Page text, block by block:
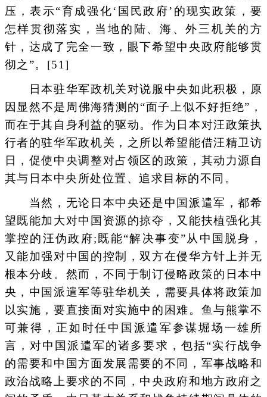
压，表示“育成强化‘国民政府’的现实政策，要
怎样贯彻落实，当地的陆、海、外三机关的方
针，达成了完全一致，眼下希望中央政府能够贯
彻之”。[51]
日本驻华军政机关对说服中央如此积极，原
因显然不是周佛海猜测的“面子上似不好拒绝”，
而在于其自身利益的驱动。作为日本对汪政策执
行者的驻华军政机关，之所以希望能借汪精卫访
日，促使中央调整对占领区的政策，其动力源自
其与日本中央所处位置、追求目标的不同。
当然，无论日本中央还是中国派遣军，都希
望既能加大对中国资源的掠夺，又能扶植强化其
掌控的汪伪政府;既能“解决事变”从中国脱身，
又能加强对中国的控制，双方在侵华方针上并无
根本分歧。然而，不同于制订侵略政策的日本中
央，中国派遣军等驻华机关，需要具体将政策加
以实施，要直接面对实施中的困难。鱼与熊掌不
可兼得，正如时任中国派遣军参谋堀场一雄所
言，对中国派遣军的诸多要求，包括“实行战争
的需要和中国方面发展需要的不同，军事战略和
政治战略上要求的不同，中央政府和地方政府之